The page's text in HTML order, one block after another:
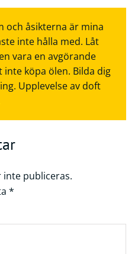
och åsikterna är mina
inte hålla med. Låt
vara en avgörande
köpa ölen. Bilda dig
Upplevelse av doft
publiceras.
*